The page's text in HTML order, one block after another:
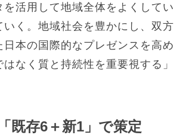
を活用して地域全体をよくしてい
いく。地域社会を豊かにし、双方
日本の国際的なプレゼンスを高め
なく質と持続性を重要視する」
既存6＋新1」で策定